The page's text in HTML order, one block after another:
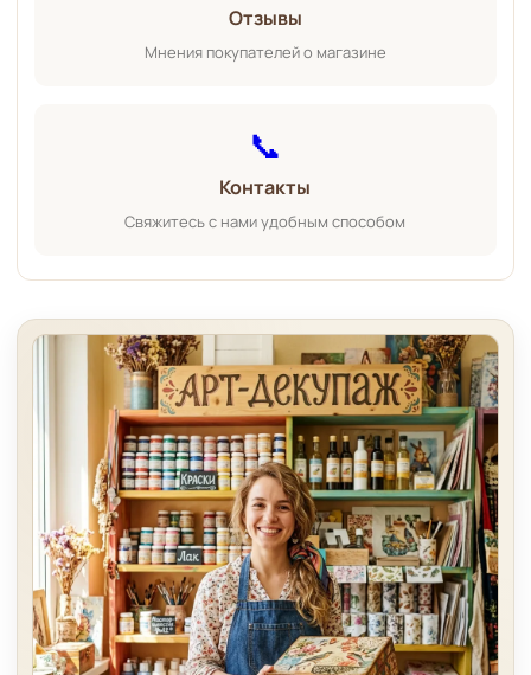
Отзывы
Мнения покупателей о магазине
📞
Контакты
Свяжитесь с нами удобным способом